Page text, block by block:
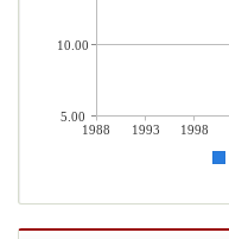
1988 1993 1998
10.00
5.00